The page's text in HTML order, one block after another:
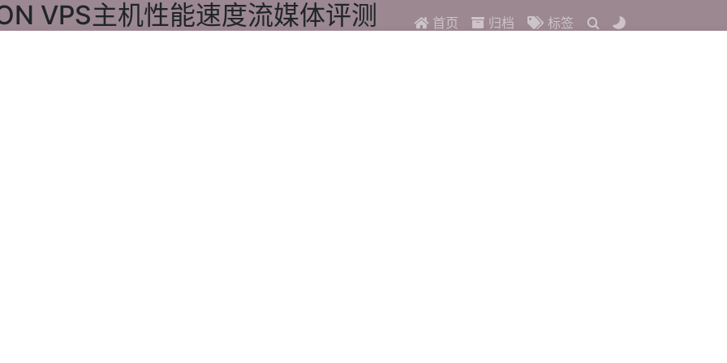
首页 归档 标签
VPS主机性能速度流媒体评测